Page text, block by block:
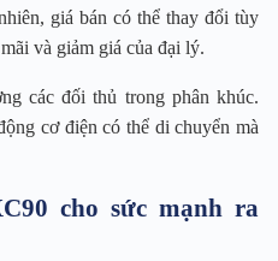
giá bán có thể thay đổi tùy
và giảm giá của đại lý.
các đối thủ trong phân khúc.
cơ điện có thể di chuyển mà
cho sức mạnh ra